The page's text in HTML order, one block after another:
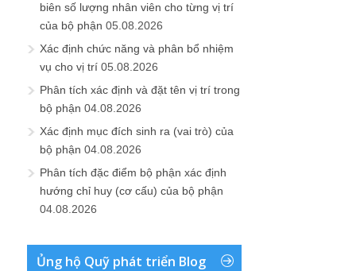
biên số lượng nhân viên cho từng vị trí
của bộ phận 05.08.2026
Xác định chức năng và phân bổ nhiệm
vụ cho vị trí 05.08.2026
Phân tích xác định và đặt tên vị trí trong
bộ phận 04.08.2026
Xác định mục đích sinh ra (vai trò) của
bộ phận 04.08.2026
Phân tích đặc điểm bộ phận xác định
hướng chỉ huy (cơ cấu) của bộ phận
04.08.2026
Ủng hộ Quỹ phát triển Blog